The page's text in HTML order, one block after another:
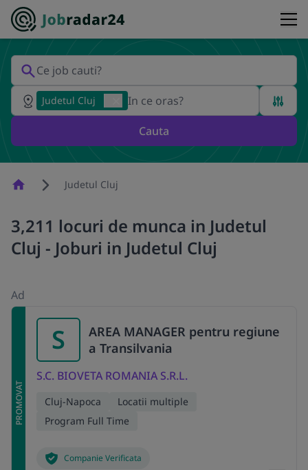
Judetul Cluj
Cauta
HomepageJudetul Cluj
3,211 locuri de munca in Judetul
Cluj - Joburi in Judetul Cluj
Ad
PROMOVAT
S
AREA MANAGER pentru regiune
a Transilvania
S.C. BIOVETA ROMANIA S.R.L.
Cluj-Napoca
Locatii multiple
Program Full Time
Companie Verificata